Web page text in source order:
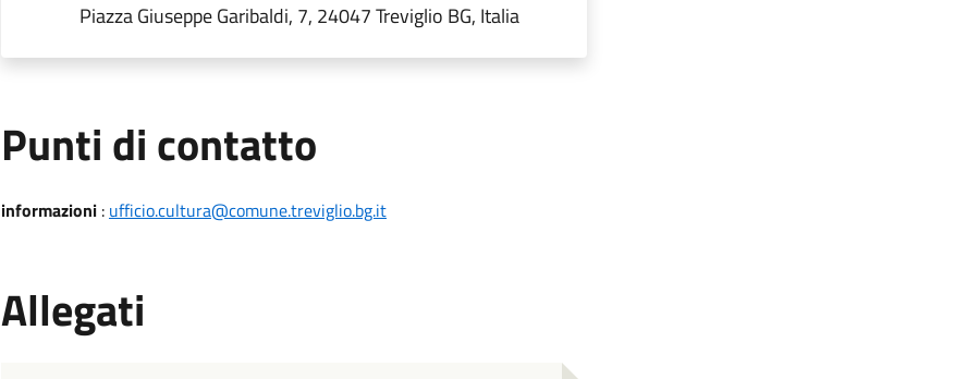
Piazza Giuseppe Garibaldi, 7, 24047 Treviglio BG, Italia
Punti di contatto
informazioni: ufficio.cultura@comune.treviglio.bg.it
Allegati